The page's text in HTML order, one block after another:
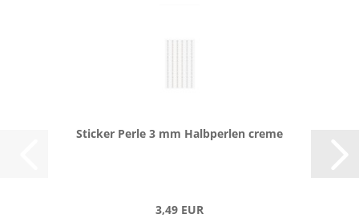
Sti­cker Perle 3 mm Halb­per­len creme
3,49 EUR